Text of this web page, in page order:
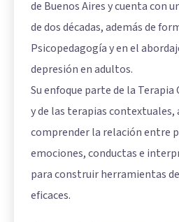
de Buenos Aires y cuenta con
de dos décadas, además de
Psicopedagogía y en el
depresión en adultos.
Su enfoque parte de la
y de las terapias contextuales,
comprender la relación entre
emociones, conductas e
para construir herramientas
eficaces.